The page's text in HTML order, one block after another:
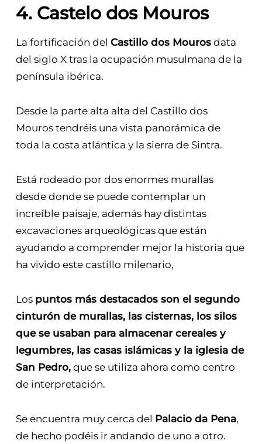
4. Castelo dos Mouros
La fortificación del Castillo dos Mourosdata
del siglo X tras la ocupación musulmana de la
península ibérica.
Desde la parte alta alta del Castillo dos
Mouros tendréis una vista panorámica de
toda la costa atlántica y la sierra de Sintra.
Está rodeado por dos enormes murallas
desde donde se puede contemplar un
increíble paisaje, además hay distintas
excavaciones arqueológicas que están
ayudando a comprender mejor la historia que
ha vivido este castillo milenario,
Los puntos más destacados son el segundo
cinturón de murallas, las cisternas, los silos
que se usaban para almacenar cereales y
legumbres, las casas islámicas y la iglesia de
San Pedro,que se utiliza ahora como centro
de interpretación.
Se encuentra muy cerca del Palacio da Pena,
de hecho podéis ir andando de uno a otro.